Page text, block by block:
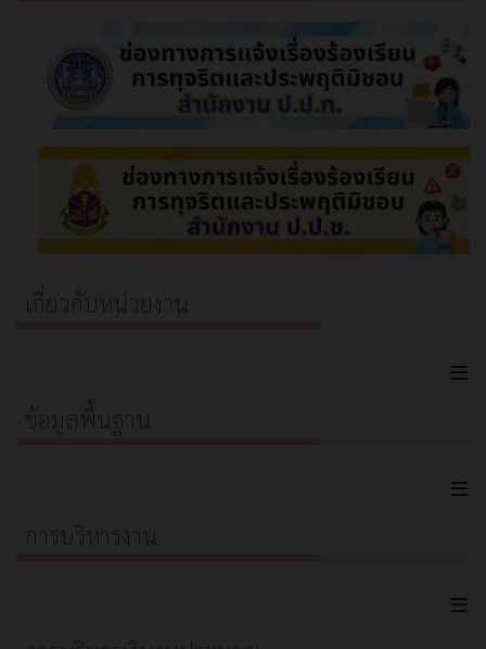
เกี่ยวกับหน่วยงาน
≡
ข้อมูลพื้นฐาน
≡
การบริหารงาน
≡